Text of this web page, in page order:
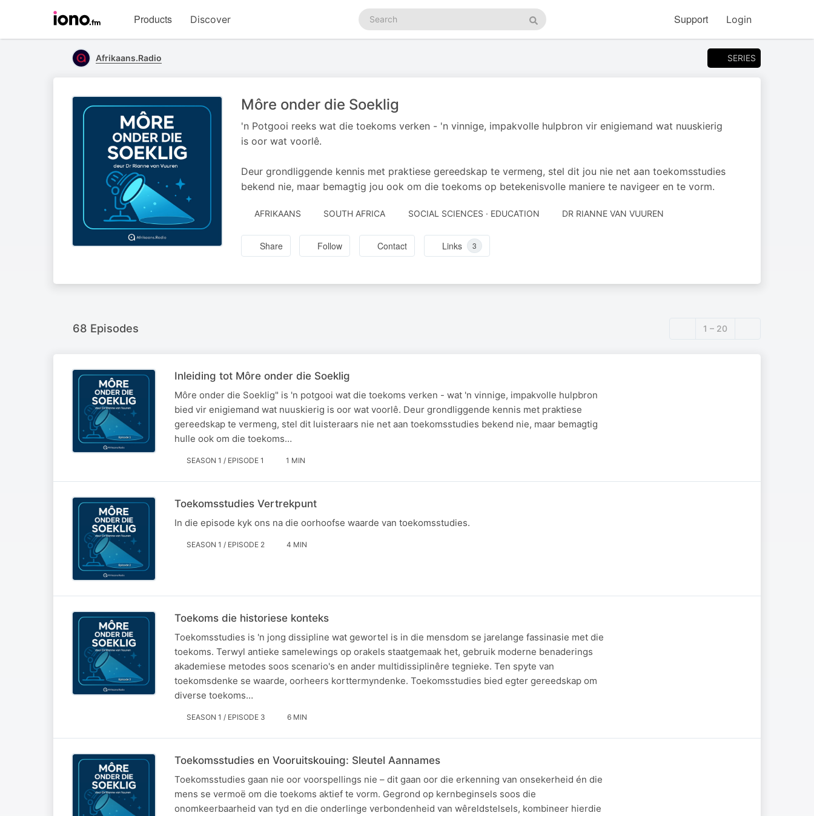
homepage
Products Discover
Search
podcasts
Search
Support Login
Afrikaans.Radio SERIES
Môre onder die Soeklig
'n Potgooi reeks wat die toekoms verken - 'n vinnige, impakvolle hulpbron vir enigiemand wat nuuskierig
is oor wat voorlê.
Deur grondliggende kennis met praktiese gereedskap te vermeng, stel dit jou nie net aan toekomsstudies
bekend nie, maar bemagtig jou ook om die toekoms op betekenisvolle maniere te navigeer en te vorm.
AFRIKAANS SOUTH AFRICA SOCIAL SCIENCES · EDUCATION
AUTHORED
DR RIANNE VAN VUUREN
Share Follow Contact Links 3
68 Episodes 1 – 20
Inleiding tot Môre onder die Soeklig
Môre onder die Soeklig" is 'n potgooi wat die toekoms verken - wat 'n vinnige, impakvolle hulpbron
bied vir enigiemand wat nuuskierig is oor wat voorlê. Deur grondliggende kennis met praktiese
gereedskap te vermeng, stel dit luisteraars nie net aan toekomsstudies bekend nie, maar bemagtig
hulle ook om die toekoms…
SEASON 1 / EPISODE 1 1 MIN
Toekomsstudies Vertrekpunt
In die episode kyk ons na die oorhoofse waarde van toekomsstudies.
SEASON 1 / EPISODE 2 4 MIN
Toekoms die historiese konteks
Toekomsstudies is 'n jong dissipline wat gewortel is in die mensdom se jarelange fassinasie met die
toekoms. Terwyl antieke samelewings op orakels staatgemaak het, gebruik moderne benaderings
akademiese metodes soos scenario's en ander multidissiplinêre tegnieke. Ten spyte van
toekomsdenke se waarde, oorheers korttermyndenke. Toekomsstudies bied egter gereedskap om
diverse toekoms…
SEASON 1 / EPISODE 3 6 MIN
Toekomsstudies en Vooruitskouing: Sleutel Aannames
Toekomsstudies gaan nie oor voorspellings nie – dit gaan oor die erkenning van onsekerheid én die
mens se vermoë om die toekoms aktief te vorm. Gegrond op kernbeginsels soos die
onomkeerbaarheid van tyd en die onderlinge verbondenheid van wêreldstelsels, kombineer hierdie